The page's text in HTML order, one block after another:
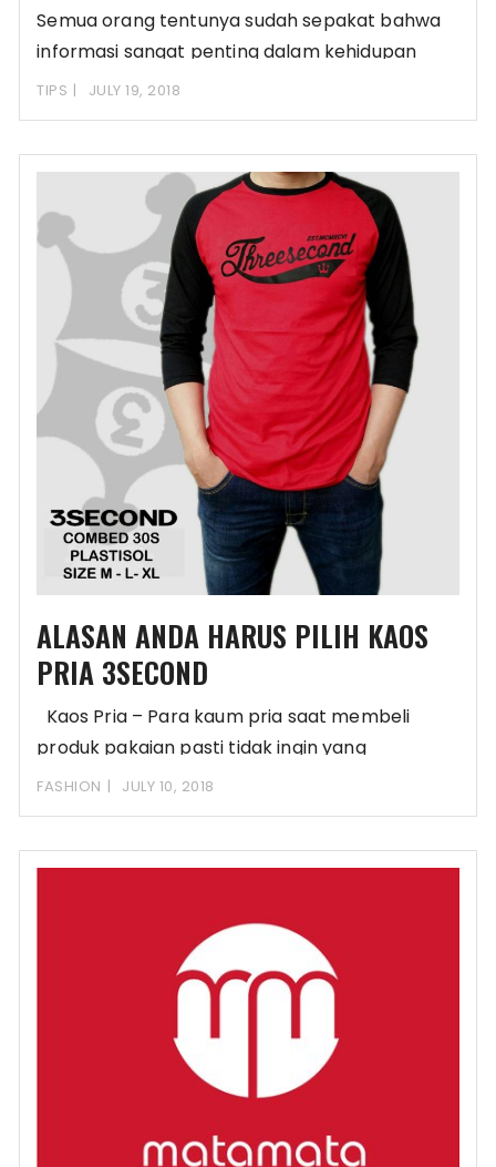
Semua orang tentunya sudah sepakat bahwa
informasi sangat penting dalam kehidupan
manusia dimana pun tidak
TIPS JULY 19, 2018
ALASAN ANDA HARUS PILIH KAOS
PRIA 3SECOND
Kaos Pria – Para kaum pria saat membeli
produk pakaian pasti tidak ingin yang
FASHION JULY 10, 2018